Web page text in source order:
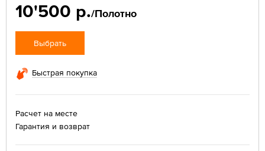
10'500 р./Полотно
Выбрать
Быстрая покупка
Расчет на месте
Гарантия и возврат